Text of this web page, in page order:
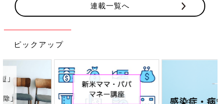
連載一覧へ
ピックアップ